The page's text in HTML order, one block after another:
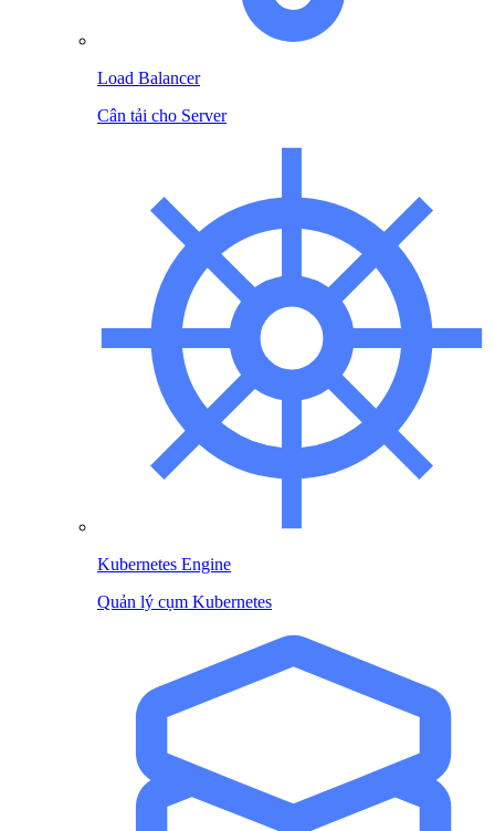
Load Balancer
Cân tải cho Server
Kubernetes Engine
Quản lý cụm Kubernetes